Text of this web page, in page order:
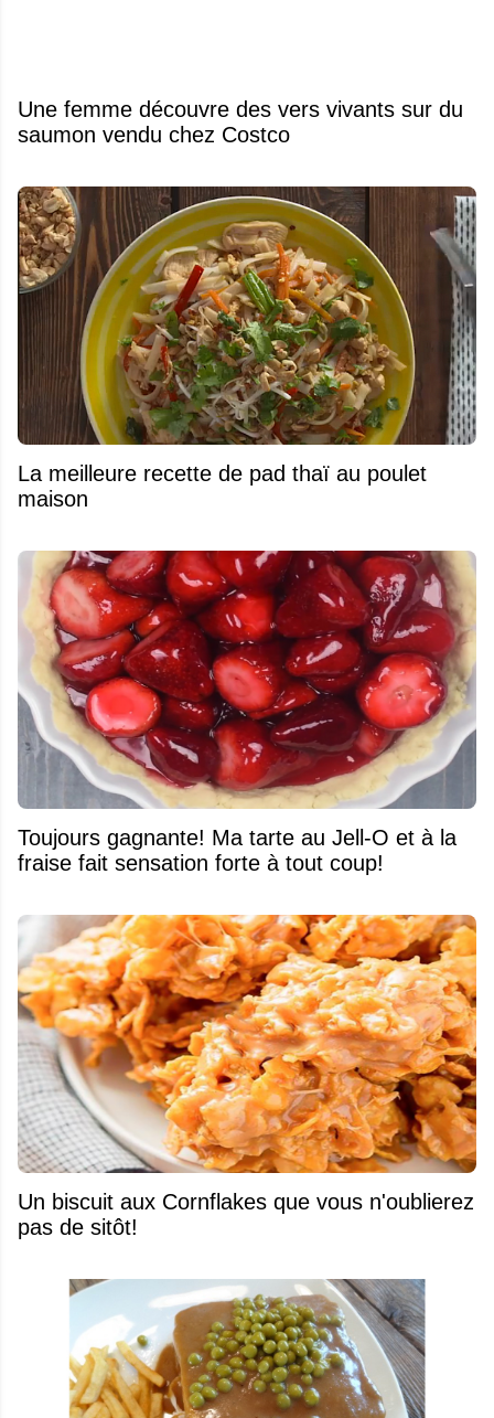
Une femme découvre des vers vivants sur du
saumon vendu chez Costco
La meilleure recette de pad thaï au poulet
maison
Toujours gagnante! Ma tarte au Jell-O et à la
fraise fait sensation forte à tout coup!
Un biscuit aux Cornflakes que vous n'oublierez
pas de sitôt!